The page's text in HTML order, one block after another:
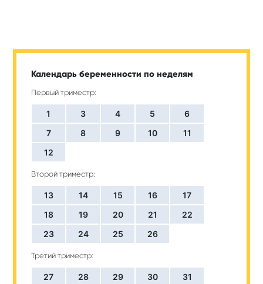
Календарь беременности по неделям
Первый триместр:
1 3 4 5
6
7
8 9 10
11
12
Второй триместр:
13 14 15 16
17
18
19 20 21
22
23
24 25 26
Третий триместр:
27 28 29 30
31